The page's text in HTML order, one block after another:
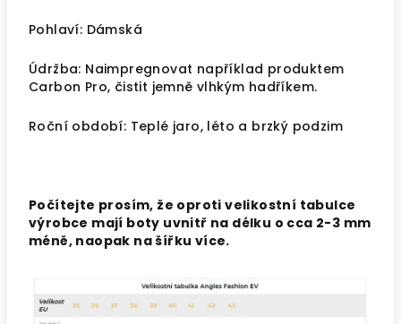
Pohlaví: Dámská
Údržba: Naimpregnovat například produktem
Carbon Pro, čistit jemně vlhkým hadříkem.
Roční období: Teplé jaro, léto a brzký podzim
Počítejte prosím, že oproti velikostní tabulce
výrobce mají boty uvnitř na délku o cca 2-3 mm
méně, naopak na šířku více.